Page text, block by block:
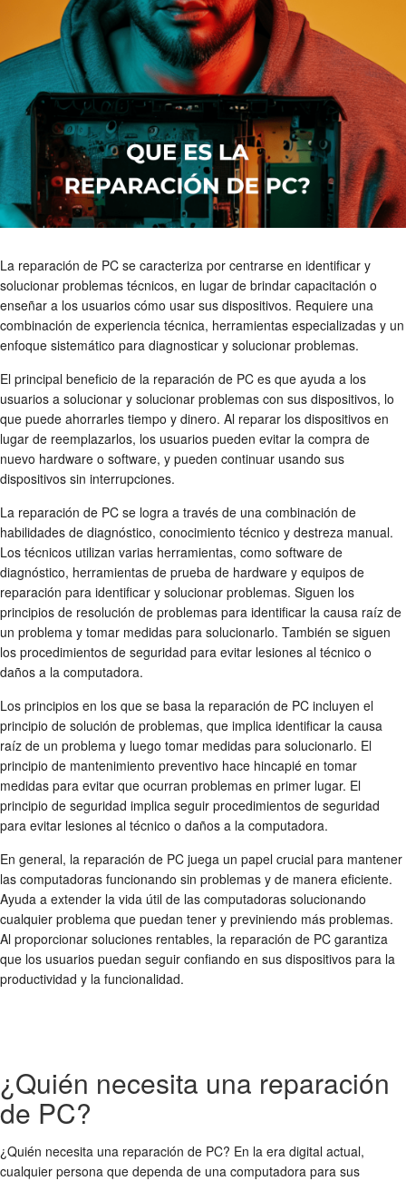
La reparación de PC se caracteriza por centrarse en identificar y
solucionar problemas técnicos, en lugar de brindar capacitación o
enseñar a los usuarios cómo usar sus dispositivos. Requiere una
combinación de experiencia técnica, herramientas especializadas y un
enfoque sistemático para diagnosticar y solucionar problemas.
El principal beneficio de la reparación de PC es que ayuda a los
usuarios a solucionar y solucionar problemas con sus dispositivos, lo
que puede ahorrarles tiempo y dinero. Al reparar los dispositivos en
lugar de reemplazarlos, los usuarios pueden evitar la compra de
nuevo hardware o software, y pueden continuar usando sus
dispositivos sin interrupciones.
La reparación de PC se logra a través de una combinación de
habilidades de diagnóstico, conocimiento técnico y destreza manual.
Los técnicos utilizan varias herramientas, como software de
diagnóstico, herramientas de prueba de hardware y equipos de
reparación para identificar y solucionar problemas. Siguen los
principios de resolución de problemas para identificar la causa raíz de
un problema y tomar medidas para solucionarlo. También se siguen
los procedimientos de seguridad para evitar lesiones al técnico o
daños a la computadora.
Los principios en los que se basa la reparación de PC incluyen el
principio de solución de problemas, que implica identificar la causa
raíz de un problema y luego tomar medidas para solucionarlo. El
principio de mantenimiento preventivo hace hincapié en tomar
medidas para evitar que ocurran problemas en primer lugar. El
principio de seguridad implica seguir procedimientos de seguridad
para evitar lesiones al técnico o daños a la computadora.
En general, la reparación de PC juega un papel crucial para mantener
las computadoras funcionando sin problemas y de manera eficiente.
Ayuda a extender la vida útil de las computadoras solucionando
cualquier problema que puedan tener y previniendo más problemas.
Al proporcionar soluciones rentables, la reparación de PC garantiza
que los usuarios puedan seguir confiando en sus dispositivos para la
productividad y la funcionalidad.
¿Quién necesita una reparación
de PC?
¿Quién necesita una reparación de PC? En la era digital actual,
cualquier persona que dependa de una computadora para sus